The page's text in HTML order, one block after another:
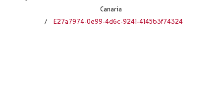
Canaria
/ E27a7974-0e99-4d6c-9241-4145b3f74324